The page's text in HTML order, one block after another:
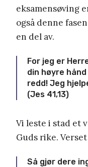
eksamensøving
også denne
en del av.
For jeg er
din høyre
redd! Jeg
(Jes 41,13)
Vi leste i stad et
Guds rike.
Så gjør dere